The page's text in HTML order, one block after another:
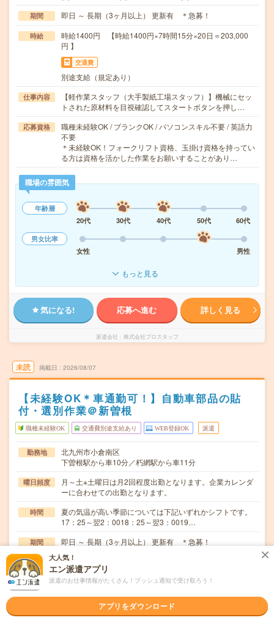
期間 即日 ～ 長期（3ヶ月以上） 更新有 ＊急募！
時給
時給1400円 【時給1400円×7時間15分×20日＝203,000
円 】
交通費
別途支給（規定あり）
仕事内容
【軽作業スタッフ（大手製紙工場スタッフ）】機械にセッ
トされた原材料を目視確認してスタートボタンを押し…
応募資格
職種未経験OK / ブランクOK / パソコンスキル不要 / 英語力
不要
＊未経験OK！フォークリフト資格、玉掛け資格を持ってい
る方は資格を活かした作業をお願いすることがあり…
職場の雰囲気
年齢層
20代
30代 40代 50代
60代
男女比率
女性
男性
もっと見る
気になる! 応募へ進む 詳しく見る
派遣会社 株式会社プロスタッフ
未読 掲載日 2026/08/07
【未経験OK＊車通勤可！】自動車部品の貼
付・選別作業＠新曽根
職種未経験OK 交通費別途支給あり WEB登録OK 派遣
勤務地
北九州市小倉南区
下曽根駅から車10分／朽網駅から車11分
曜日頻度
月～土※土曜日は月2回程度出勤となります。企業カレンダ
ーに合わせての出勤となります。
時間
夏の気温が高い季節については下記いずれかシフトです。
17：25～翌2：0018：25～翌3：0019…
期間 即日 ～ 長期（3ヶ月以上） 更新有 ＊急募！
時給
時給1300円 【月収例： 時給1,300円×7時間35分×20
日 ＝197166円 】
別途支給（規定あり）
大人気！
エン派遣アプリ
派遣のお仕事情報がたくさん！プッシュ通知で受け取ろう！
アプリをダウンロード